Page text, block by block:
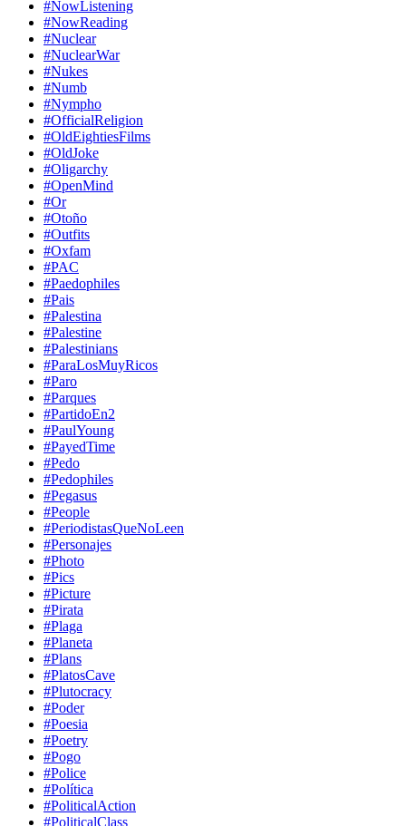
#NowListening
#NowReading
#Nuclear
#NuclearWar
#Nukes
#Numb
#Nympho
#OfficialReligion
#OldEightiesFilms
#OldJoke
#Oligarchy
#OpenMind
#Or
#Otoño
#Outfits
#Oxfam
#PAC
#Paedophiles
#Pais
#Palestina
#Palestine
#Palestinians
#ParaLosMuyRicos
#Paro
#Parques
#PartidoEn2
#PaulYoung
#PayedTime
#Pedo
#Pedophiles
#Pegasus
#People
#PeriodistasQueNoLeen
#Personajes
#Photo
#Pics
#Picture
#Pirata
#Plaga
#Planeta
#Plans
#PlatosCave
#Plutocracy
#Poder
#Poesia
#Poetry
#Pogo
#Police
#Política
#PoliticalAction
#PoliticalClass